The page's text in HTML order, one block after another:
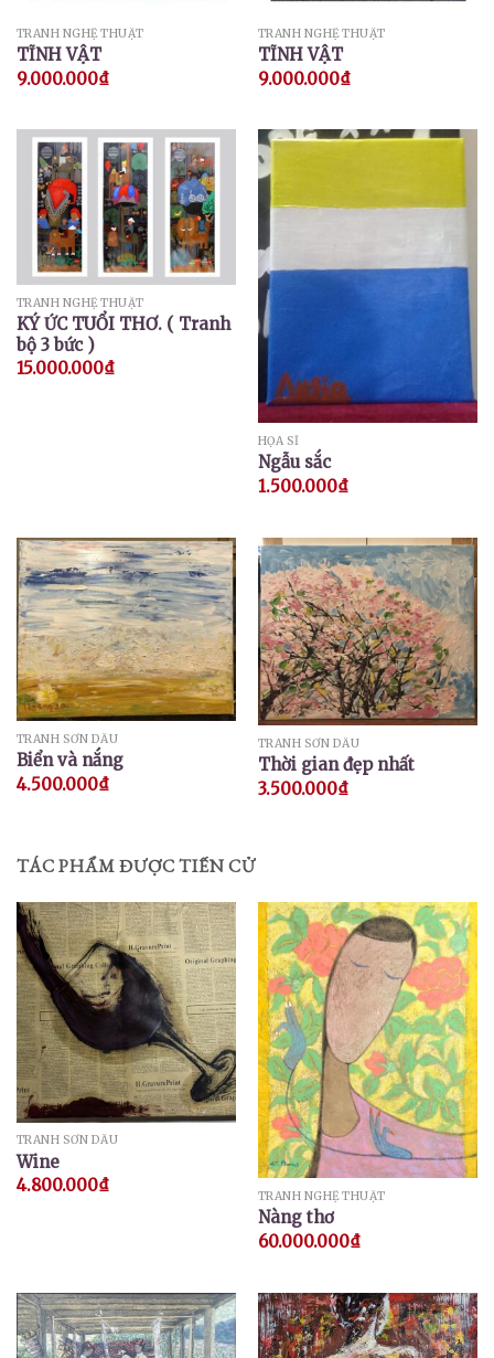
TRANH NGHỆ THUẬT
TĨNH VẬT
9.000.000₫
TRANH NGHỆ THUẬT
TĨNH VẬT
9.000.000₫
TRANH NGHỆ THUẬT
KÝ ỨC TUỔI THƠ. ( Tranh
bộ 3 bức )
15.000.000₫
HỌA SĨ
Ngẫu sắc
1.500.000₫
TRANH SƠN DẦU
Biển và nắng
4.500.000₫
TRANH SƠN DẦU
Thời gian đẹp nhất
3.500.000₫
TÁC PHẨM ĐƯỢC TIẾN CỬ
TRANH SƠN DẦU
Wine
4.800.000₫
TRANH NGHỆ THUẬT
Nàng thơ
60.000.000₫